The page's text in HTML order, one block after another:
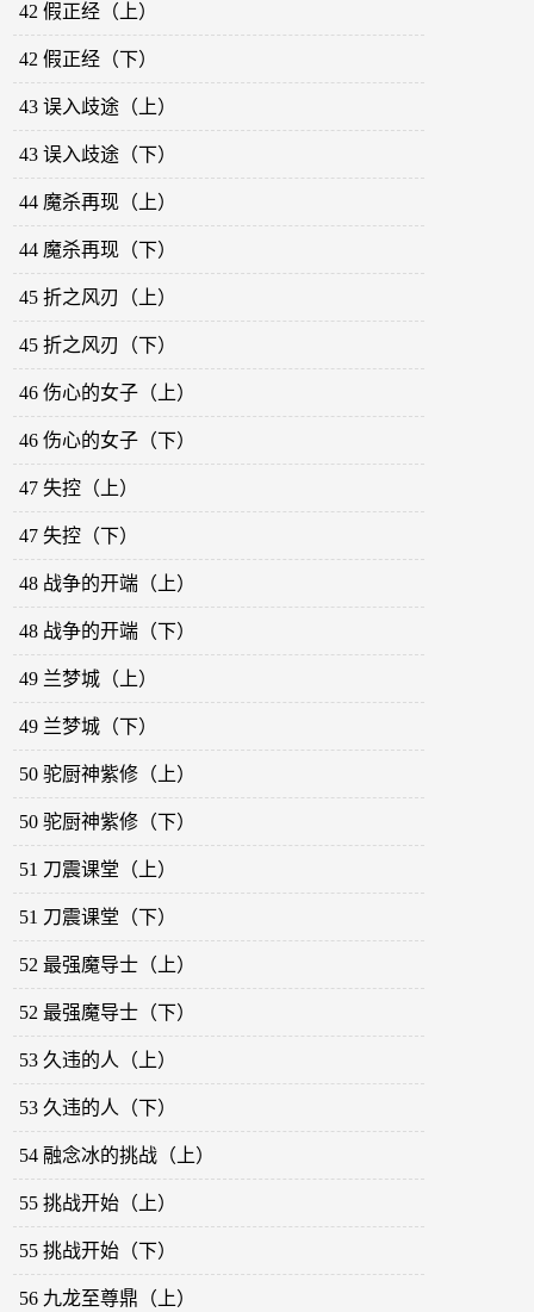
42 假正经（上）
42 假正经（下）
43 误入歧途（上）
43 误入歧途（下）
44 魔杀再现（上）
44 魔杀再现（下）
45 折之风刃（上）
45 折之风刃（下）
46 伤心的女子（上）
46 伤心的女子（下）
47 失控（上）
47 失控（下）
48 战争的开端（上）
48 战争的开端（下）
49 兰梦城（上）
49 兰梦城（下）
50 驼厨神紫修（上）
50 驼厨神紫修（下）
51 刀震课堂（上）
51 刀震课堂（下）
52 最强魔导士（上）
52 最强魔导士（下）
53 久违的人（上）
53 久违的人（下）
54 融念冰的挑战（上）
55 挑战开始（上）
55 挑战开始（下）
56 九龙至尊鼎（上）